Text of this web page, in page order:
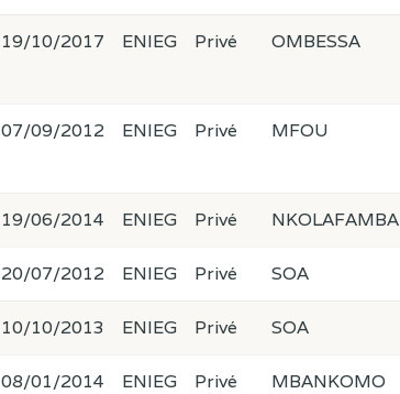
19/10/2017 ENIEG Privé OMBESSA
07/09/2012 ENIEG Privé MFOU
19/06/2014 ENIEG Privé NKOLAFAMBA
20/07/2012 ENIEG Privé SOA
10/10/2013 ENIEG Privé SOA
08/01/2014 ENIEG Privé MBANKOMO